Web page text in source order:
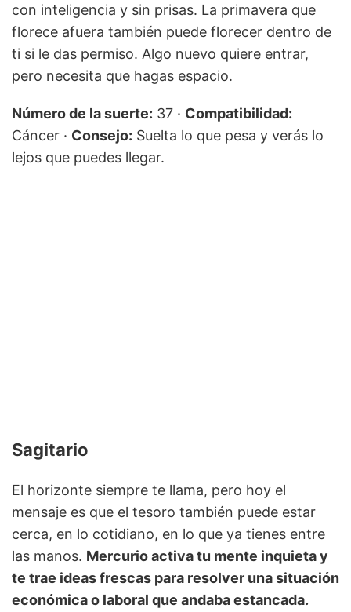
con inteligencia y sin prisas. La primavera que
florece afuera también puede florecer dentro de
ti si le das permiso. Algo nuevo quiere entrar,
pero necesita que hagas espacio.
Número de la suerte: 37 · Compatibilidad:
Cáncer · Consejo: Suelta lo que pesa y verás lo
lejos que puedes llegar.
Sagitario
El horizonte siempre te llama, pero hoy el
mensaje es que el tesoro también puede estar
cerca, en lo cotidiano, en lo que ya tienes entre
las manos. Mercurio activa tu mente inquieta y
te trae ideas frescas para resolver una situación
económica o laboral que andaba estancada.